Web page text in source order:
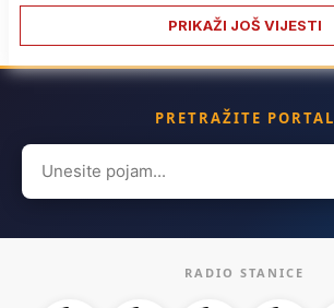
PRIKAŽI JOŠ VIJESTI
PRETRAŽITE PORTAL
Search
for:
RADIO STANICE